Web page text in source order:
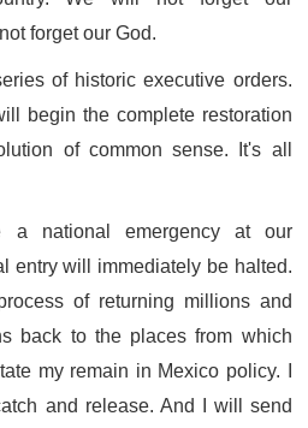
forget our God.
of historic executive orders.
begin the complete restoration
of common sense. It's all
a national emergency at our
entry will immediately be halted.
of returning millions and
back to the places from which
my remain in Mexico policy. I
and release. And I will send